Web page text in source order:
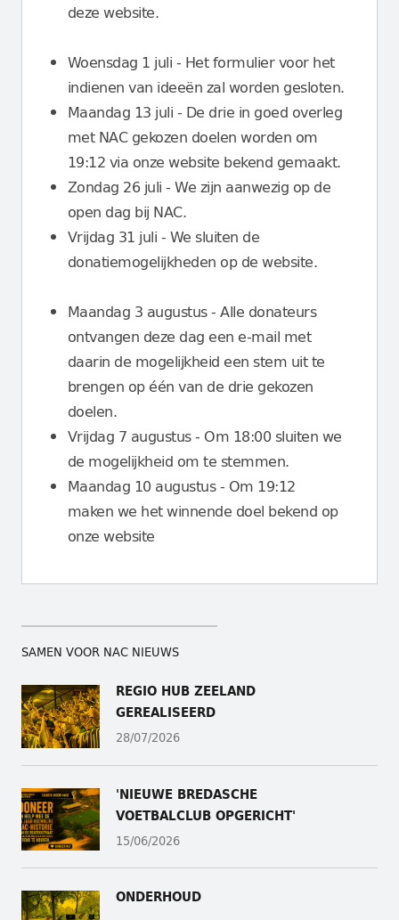
deze website.
Woensdag 1 juli - Het formulier voor het
indienen van ideeën zal worden gesloten.
Maandag 13 juli - De drie in goed overleg
met NAC gekozen doelen worden om
19:12 via onze website bekend gemaakt.
Zondag 26 juli - We zijn aanwezig op de
open dag bij NAC.
Vrijdag 31 juli - We sluiten de
donatiemogelijkheden op de website.
Maandag 3 augustus - Alle donateurs
ontvangen deze dag een e-mail met
daarin de mogelijkheid een stem uit te
brengen op één van de drie gekozen
doelen.
Vrijdag 7 augustus - Om 18:00 sluiten we
de mogelijkheid om te stemmen.
Maandag 10 augustus - Om 19:12
maken we het winnende doel bekend op
onze website
SAMEN VOOR NAC NIEUWS
REGIO HUB ZEELAND
GEREALISEERD
28/07/2026
'NIEUWE BREDASCHE
VOETBALCLUB OPGERICHT'
15/06/2026
ONDERHOUD